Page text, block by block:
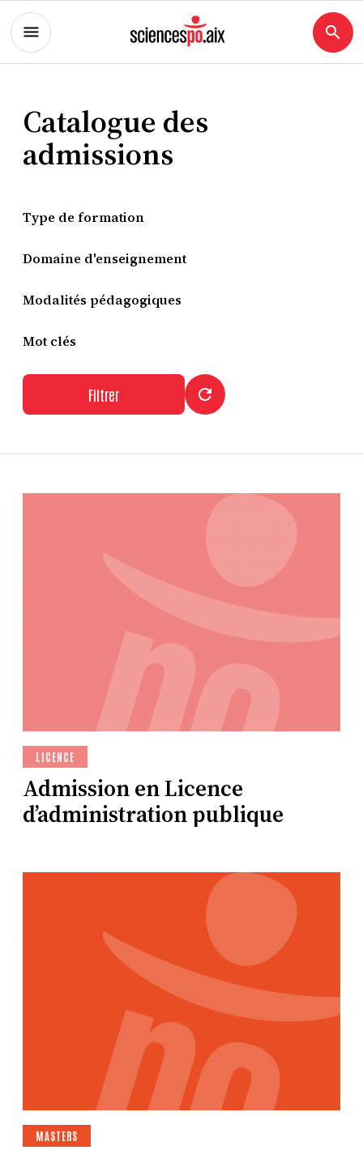
Catalogue des
admissions
Type de formation
Domaine d'enseignement
Modalités pédagogiques
Mot clés
Filtrer
LICENCE
Admission en Licence
d’administration publique
MASTERS